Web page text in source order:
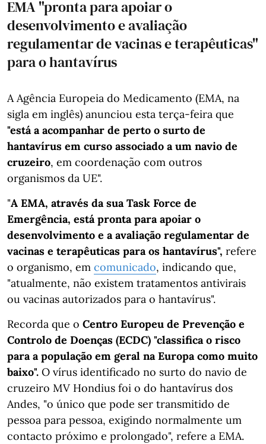
EMA "pronta para apoiar o
desenvolvimento e avaliação
regulamentar de vacinas e terapêuticas"
para o hantavírus
A Agência Europeia do Medicamento (EMA, na
sigla em inglês) anunciou esta terça-feira que
"está a acompanhar de perto o surto de
hantavírus em curso associado a um navio de
cruzeiro, em coordenação com outros
organismos da UE".
"A EMA, através da sua Task Force de
Emergência, está pronta para apoiar o
desenvolvimento e a avaliação regulamentar de
vacinas e terapêuticas para os hantavírus", refere
o organismo, em comunicado, indicando que,
"atualmente, não existem tratamentos antivirais
ou vacinas autorizados para o hantavírus".
Recorda que o Centro Europeu de Prevenção e
Controlo de Doenças (ECDC) "classifica o risco
para a população em geral na Europa como muito
baixo". O vírus identificado no surto do navio de
cruzeiro MV Hondius foi o do hantavírus dos
Andes, "o único que pode ser transmitido de
pessoa para pessoa, exigindo normalmente um
contacto próximo e prolongado", refere a EMA.